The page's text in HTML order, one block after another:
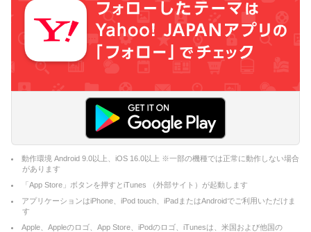
動作環境 Android 9.0以上、iOS 16.0以上 ※一部の機種では正常に動作しない場合
があります
「App Store」ボタンを押すとiTunes （外部サイト）が起動します
アプリケーションはiPhone、iPod touch、iPadまたはAndroidでご利用いただけま
す
Apple、Appleのロゴ、App Store、iPodのロゴ、iTunesは、米国および他国の